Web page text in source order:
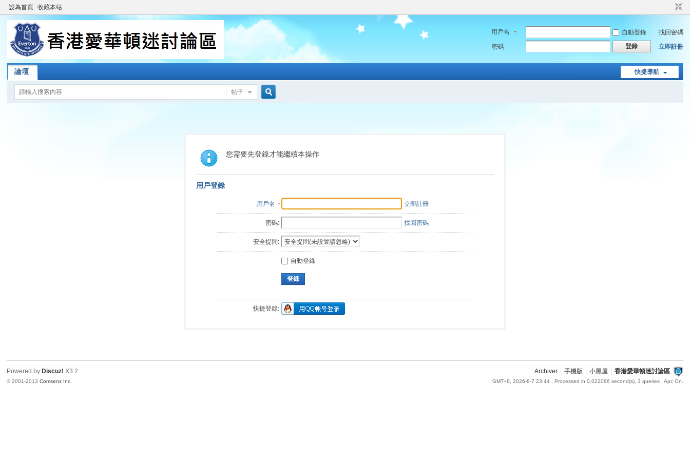
設為首頁 收藏本站
用戶名 自動登錄
找回密碼
密碼
登錄 立即註冊
快捷導航
論壇
帖子
索
您需要先登錄才能繼續本操作
用戶登錄
用戶名 立即註冊
密碼: 找回密碼
安全提問:
自動登錄
登錄
快捷登錄:
Archiver 手機版 小黑屋 香港愛華頓迷討論區
GMT+8, 2026-8-7 23:44, Processed in 0.022086 second(s), 3 queries , Apc On.
Powered by Discuz! X3.2
© 2001-2013Comsenz Inc.